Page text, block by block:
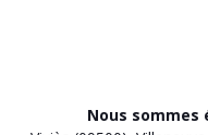
Nous sommes